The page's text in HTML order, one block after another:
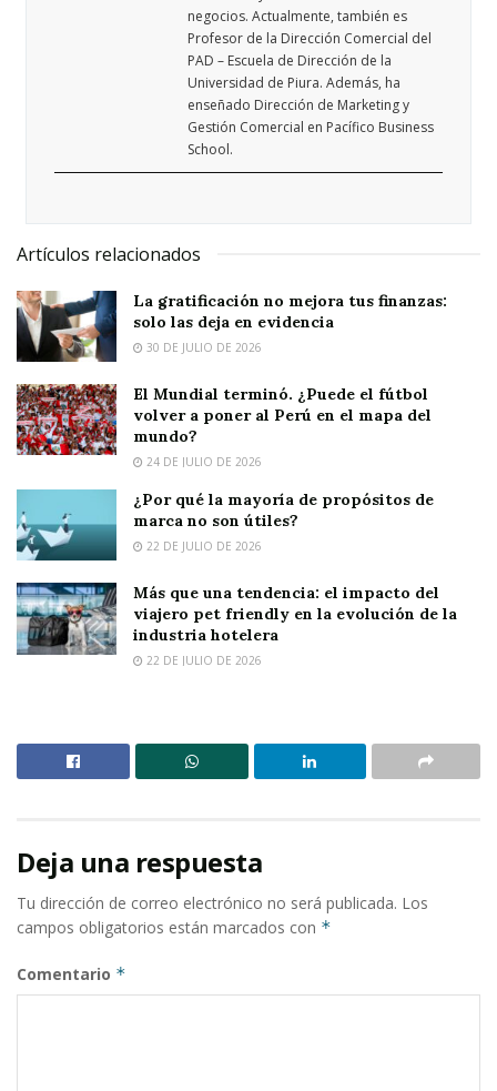
negocios. Actualmente, también es
Profesor de la Dirección Comercial del
PAD – Escuela de Dirección de la
Universidad de Piura. Además, ha
enseñado Dirección de Marketing y
Gestión Comercial en Pacífico Business
School.
Artículos relacionados
La gratificación no mejora tus finanzas:
solo las deja en evidencia
30 DE JULIO DE 2026
El Mundial terminó. ¿Puede el fútbol
volver a poner al Perú en el mapa del
mundo?
24 DE JULIO DE 2026
¿Por qué la mayoría de propósitos de
marca no son útiles?
22 DE JULIO DE 2026
Más que una tendencia: el impacto del
viajero pet friendly en la evolución de la
industria hotelera
22 DE JULIO DE 2026
Deja una respuesta
Tu dirección de correo electrónico no será publicada. Los
campos obligatorios están marcados con *
Comentario *